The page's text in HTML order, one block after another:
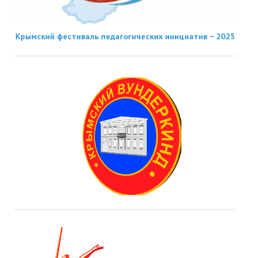
Крымский фестиваль педагогических инициатив − 2025